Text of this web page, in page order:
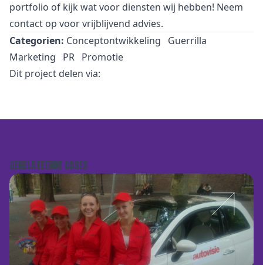
portfolio of kijk wat voor diensten wij hebben! Neem
contact op voor vrijblijvend advies.
Categorien: Conceptontwikkeling
Guerrilla
Marketing
PR Promotie
Dit project delen via:
GERELATEERDE CASES